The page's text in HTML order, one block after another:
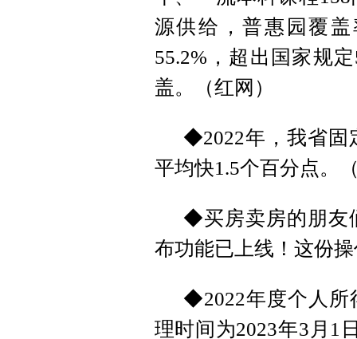
源供给，普惠园覆盖
55.2%，超出国家规
盖。（红网）
◆2022年，我省固
平均快1.5个百分点。
◆买房卖房的朋友
布功能已上线！这份
◆2022年度个人所
理时间为2023年3月1